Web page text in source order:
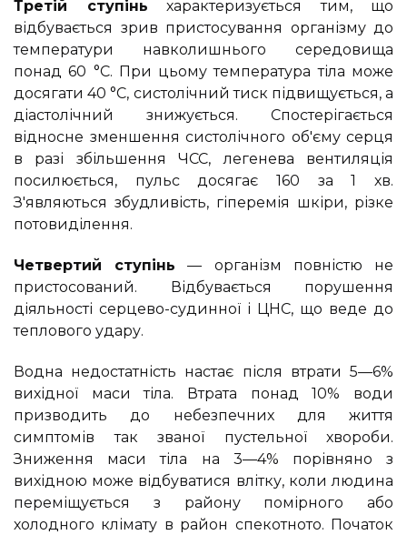
Третій ступінь характеризується тим, що
відбувається зрив пристосування організму до
температури навколишнього середовища
понад 60 °С. При цьому температура тіла може
досягати 40 °С, систолічний тиск підвищується, а
діастолічний знижується. Спостерігається
відносне зменшення систолічного об'єму серця
в разі збільшення ЧСС, легенева вентиляція
посилюється, пульс досягає 160 за 1 хв.
З'являються збудливість, гіперемія шкіри, різке
потовиділення.
Четвертий ступінь — організм повністю не
пристосований. Відбувається порушення
діяльності серцево-судинної і ЦНС, що веде до
теплового удару.
Водна недостатність настає після втрати 5—6%
вихідної маси тіла. Втрата понад 10% води
призводить до небезпечних для життя
симптомів так званої пустельної хвороби.
Зниження маси тіла на 3—4% порівняно з
вихідною може відбуватися влітку, коли людина
переміщується з району помірного або
холодного клімату в район спекотното. Початок